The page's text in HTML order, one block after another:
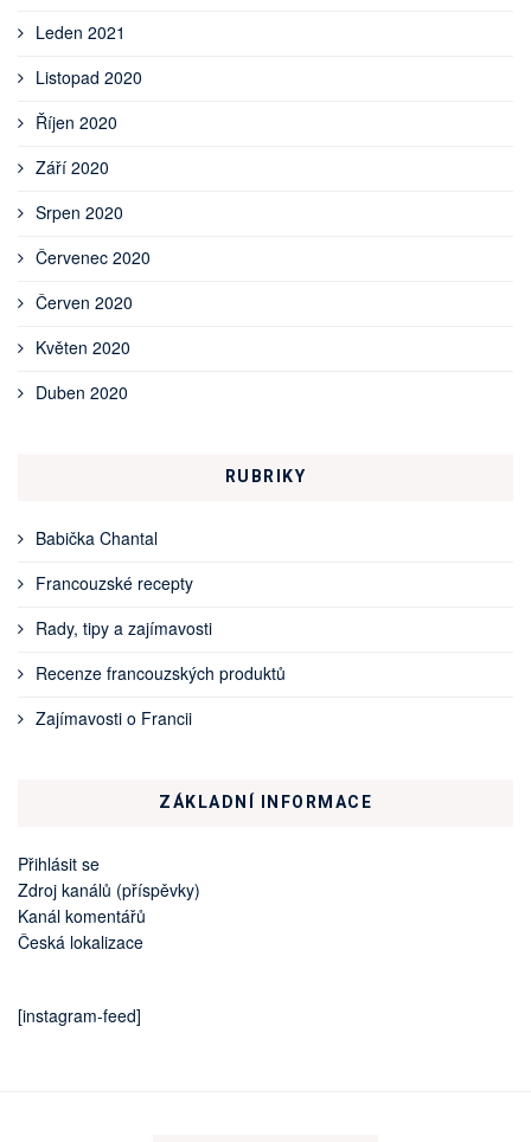
Leden 2021
Listopad 2020
Říjen 2020
Září 2020
Srpen 2020
Červenec 2020
Červen 2020
Květen 2020
Duben 2020
RUBRIKY
Babička Chantal
Francouzské recepty
Rady, tipy a zajímavosti
Recenze francouzských produktů
Zajímavosti o Francii
ZÁKLADNÍ INFORMACE
Přihlásit se
Zdroj kanálů (příspěvky)
Kanál komentářů
Česká lokalizace
[instagram-feed]